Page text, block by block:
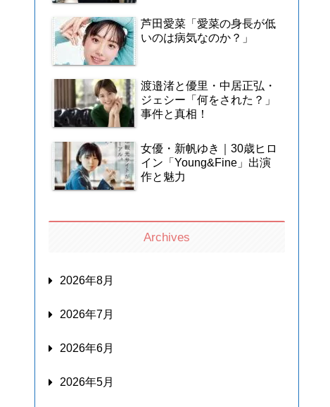
芦田愛菜「愛菜の身長が低
いのは病気なのか？」
渡邉渚と優里・中居正弘・
ジェシー「何をされた？」
事件と真相！
女優・新帆ゆき｜30歳ヒロ
イン「Young&Fine」出演
作と魅力
Archives
2026年8月
2026年7月
2026年6月
2026年5月